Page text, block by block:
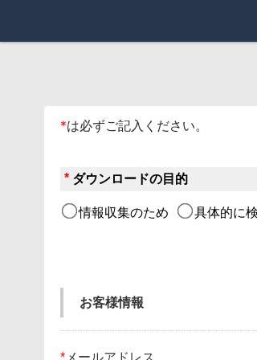
*は必ずご記入ください。
* ダウンロードの目的
情報収集のため 具体的に
お客様情報
* メールアドレス